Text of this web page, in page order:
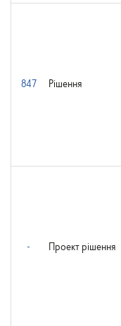
847 Рішення
- Проект рішення